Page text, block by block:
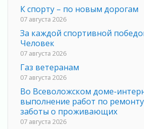
К спорту – по новым дорогам
07 августа 2026
За каждой спортивной
Человек
07 августа 2026
Газ ветеранам
07 августа 2026
Во Всеволожском доме-
выполнение работ по
заботы о проживающих
07 августа 2026